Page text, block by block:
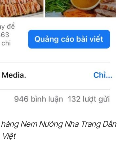
Nem Nướng Nha Trang Dân
Việt